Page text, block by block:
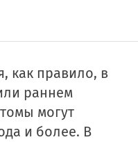
как правило, в
раннем
могут
и более. В